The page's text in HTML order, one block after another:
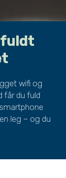
fuldt
wifi og
får du fuld
leg – og du